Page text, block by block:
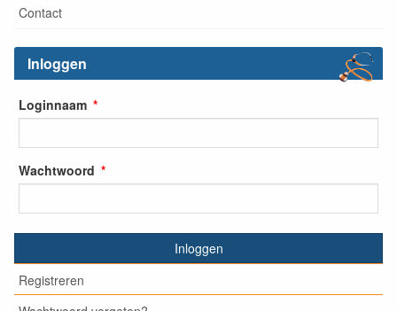
Contact
Inloggen
Loginnaam
Wachtwoord
Inloggen
Registreren